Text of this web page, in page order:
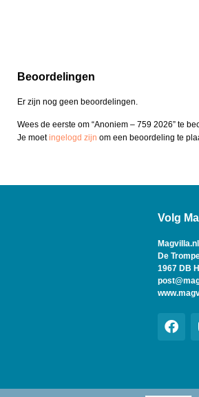
Beoordelingen
Er zijn nog geen beoordelingen.
Wees de eerste om “Anoniem – 759 2026” te
Je moetingelogd zijn om een beoordeling te
Volg
Magvilla.nl
De
1967 DB